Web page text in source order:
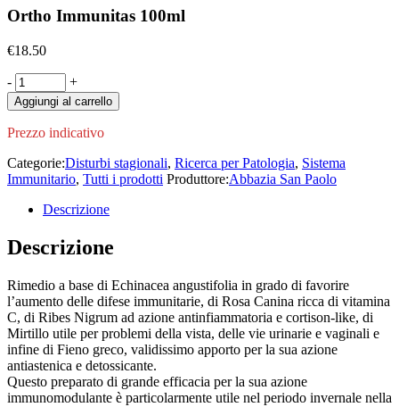
Ortho Immunitas 100ml
€18.50
Ortho
Immunitas
100ml
quantity
- +
Aggiungi al carrello
Prezzo indicativo
Categorie:Disturbi stagionali, Ricerca per Patologia, Sistema
Immunitario, Tutti i prodotti Produttore:Abbazia San Paolo
Descrizione
Descrizione
Rimedio a base di Echinacea angustifolia in grado di favorire
l’aumento delle difese immunitarie, di Rosa Canina ricca di vitamina
C, di Ribes Nigrum ad azione antinfiammatoria e cortison-like, di
Mirtillo utile per problemi della vista, delle vie urinarie e vaginali e
infine di Fieno greco, validissimo apporto per la sua azione
antiastenica e detossicante.
Questo preparato di grande efficacia per la sua azione
immunomodulante è particolarmente utile nel periodo invernale nella